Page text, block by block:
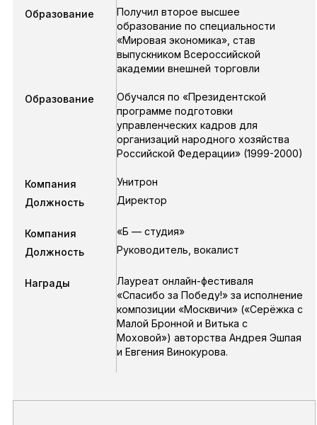
Образование
Получил второе высшее
образование по специальности
«Мировая экономика», став
выпускником Всероссийской
академии внешней торговли
Образование
Обучался по «Президентской
программе подготовки
управленческих кадров для
организаций народного хозяйства
Российской Федерации» (1999-2000)
Компания
Унитрон
Должность
Директор
Компания
«Б — студия»
Должность
Руководитель, вокалист
Награды
Лауреат онлайн-фестиваля
«Спасибо за Победу!» за исполнение
композиции «Москвичи» («Серёжка с
Малой Бронной и Витька с
Моховой») авторства Андрея Эшпая
и Евгения Винокурова.